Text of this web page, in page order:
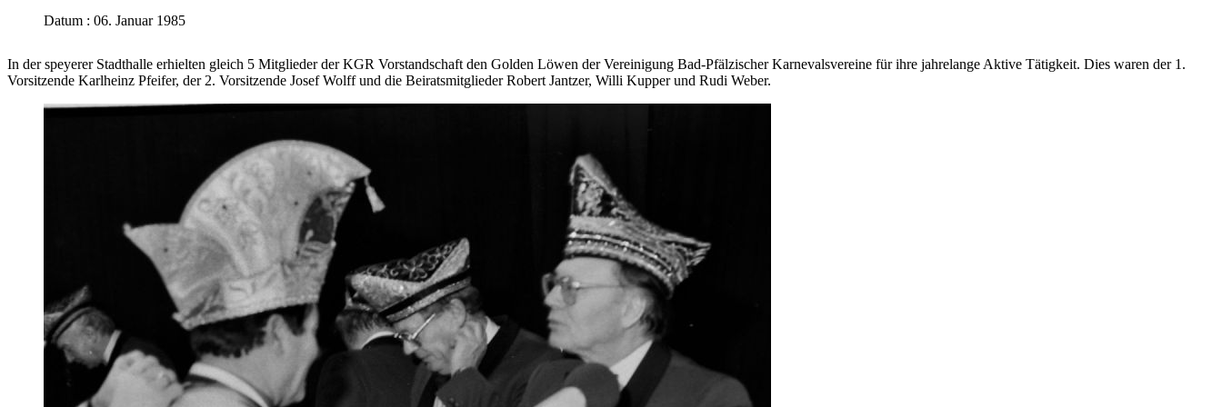
Datum : 06. Januar 1985
In der speyerer Stadthalle erhielten gleich 5 Mitglieder der KGR Vorstandschaft den Golden Löwen der Vereinigung Bad-Pfälzischer Karnevalsvereine für ihre jahrelange Aktive Tätigkeit. Dies waren der 1.
Vorsitzende Karlheinz Pfeifer, der 2. Vorsitzende Josef Wolff und die Beiratsmitglieder Robert Jantzer, Willi Kupper und Rudi Weber.